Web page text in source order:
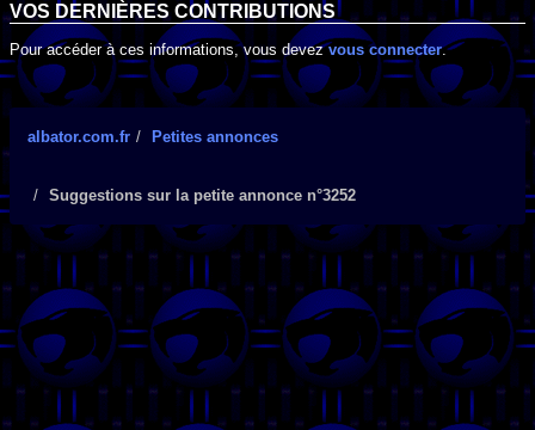
VOS DERNIÈRES CONTRIBUTIONS
Pour accéder à ces informations, vous devezvous connecter.
albator.com.fr Petites annonces
Suggestions sur la petite annonce n°3252